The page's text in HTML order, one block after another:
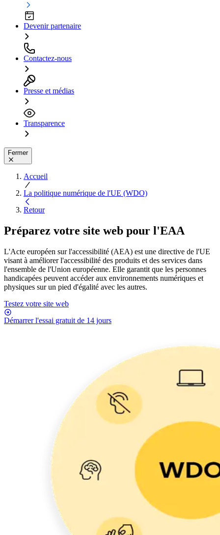
Devenir partenaire
Contactez-nous
Presse et médias
Transparence
Fermer
Accueil
La politique numérique de l'UE (WDO)
Retour
Préparez votre site web pour l'EAA
L'Acte européen sur l'accessibilité (AEA) est une directive de l'UE
visant à améliorer l'accessibilité des produits et des services dans
l'ensemble de l'Union européenne. Elle garantit que les personnes
handicapées peuvent accéder aux environnements numériques et
physiques sur un pied d'égalité avec les autres.
Testez votre site web
Démarrer l'essai gratuit de 14 jours